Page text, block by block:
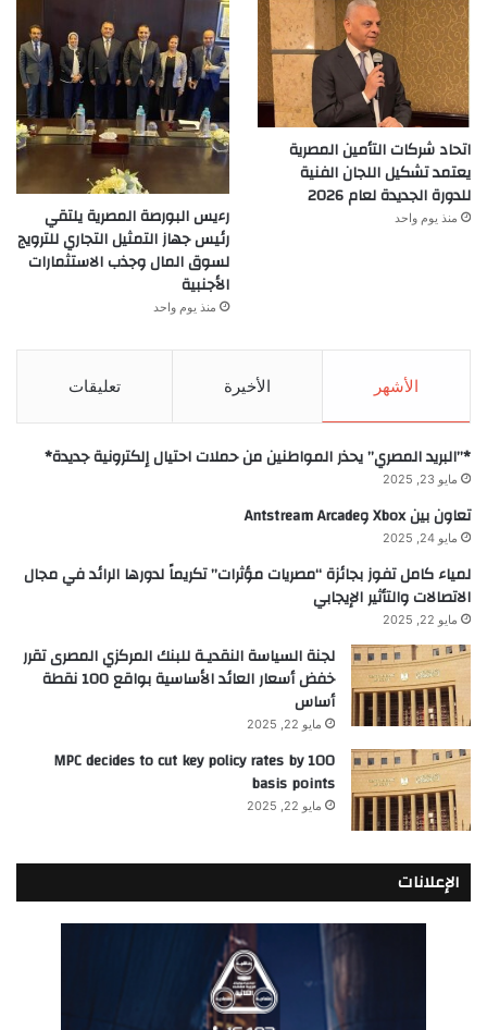
اتحاد شركات التأمين المصرية
يعتمد تشكيل اللجان الفنية
للدورة الجديدة لعام 2026
منذ يوم واحد
رءيس البورصة المصرية يلتقي
رئيس جهاز التمثيل التجاري للترويج
لسوق المال وجذب الاستثمارات
الأجنبية
منذ يوم واحد
الأشهر الأخيرة تعليقات
*”البريد المصري” يحذر المواطنين من حملات احتيال إلكترونية جديدة*
مايو 23, 2025
تعاون بين Xbox وAntstream Arcade
مايو 24, 2025
لمياء كامل تفوز بجائزة “مصريات مؤثرات” تكريماً لدورها الرائد في مجال
الاتصالات والتأثير الإيجابي
مايو 22, 2025
لجنة السياسة النقديـة للبنك المركزي المصرى تقرر
خفض أسعار العائد الأساسية بواقع 100 نقطة
أساس
مايو 22, 2025
MPC decides to cut key policy rates by 100
basis points
مايو 22, 2025
الإعلانات